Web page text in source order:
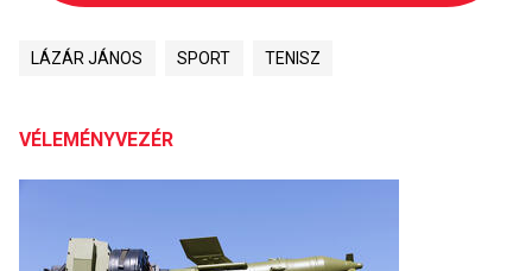
LÁZÁR JÁNOS SPORT TENISZ
VÉLEMÉNYVEZÉR